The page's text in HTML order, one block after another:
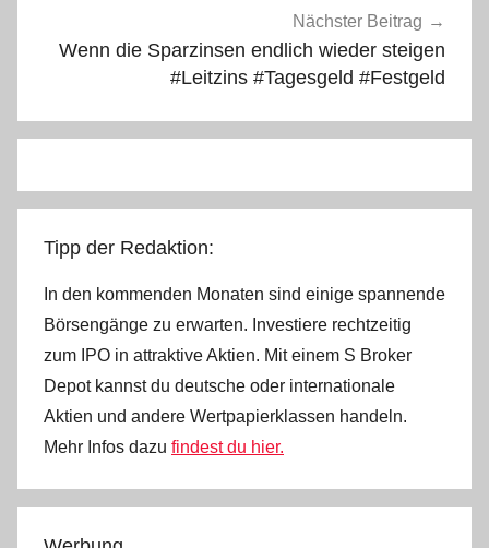
Nächster Beitrag
Wenn die Sparzinsen endlich wieder steigen
#Leitzins #Tagesgeld #Festgeld
Tipp der Redaktion:
In den kommenden Monaten sind einige spannende
Börsengänge zu erwarten. Investiere rechtzeitig
zum IPO in attraktive Aktien. Mit einem S Broker
Depot kannst du deutsche oder internationale
Aktien und andere Wertpapierklassen handeln.
Mehr Infos dazu findest du hier.